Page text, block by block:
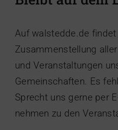
Auf walstedde.de findet
Zusammenstellung
und Veranstaltungen
Gemeinschaften. Es
Sprecht uns gerne per
nehmen zu den